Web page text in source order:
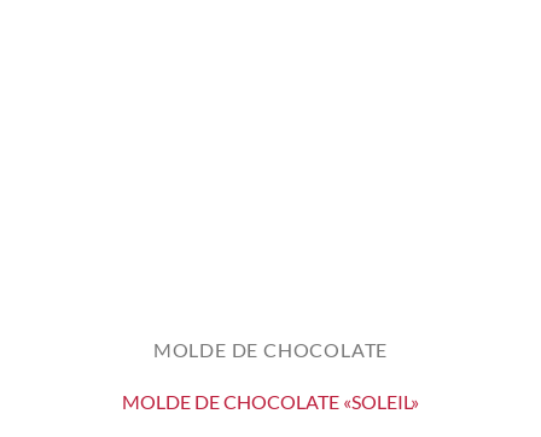
MOLDE DE CHOCOLATE
MOLDE DE CHOCOLATE «SOLEIL»